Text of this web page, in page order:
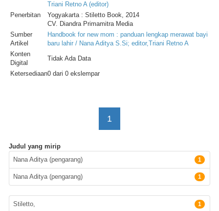
Triani Retno A(editor)
Penerbitan
Yogyakarta : Stiletto Book, 2014
CV. Diandra Primamitra Media
Sumber
Artikel
Handbook for new mom : panduan lengkap merawat bayi
baru lahir / Nana Aditya S.Si; editor,Triani Retno A
Konten
Digital
Tidak Ada Data
Ketersediaan0 dari 0 ekslempar
1
Judul yang mirip
Pengarang
Nana Aditya (pengarang) 1
Nana Aditya (pengarang) 1
Penerbit
Stiletto, 1